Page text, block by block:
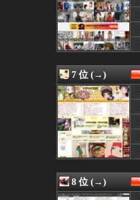
08/09 00:00
08/09 00:00
08/08 23:50
08/08 23:45
08/08 23:45
08/08 23:40
08/08 23:39
08/08 23:39
08/08 23:38
08/08 23:35
08/08 23:35
08/08 23:35
08/08 23:34
08/08 23:33
08/08 23:32
08/08 23:31
7 位 (→)
8 位 (→)